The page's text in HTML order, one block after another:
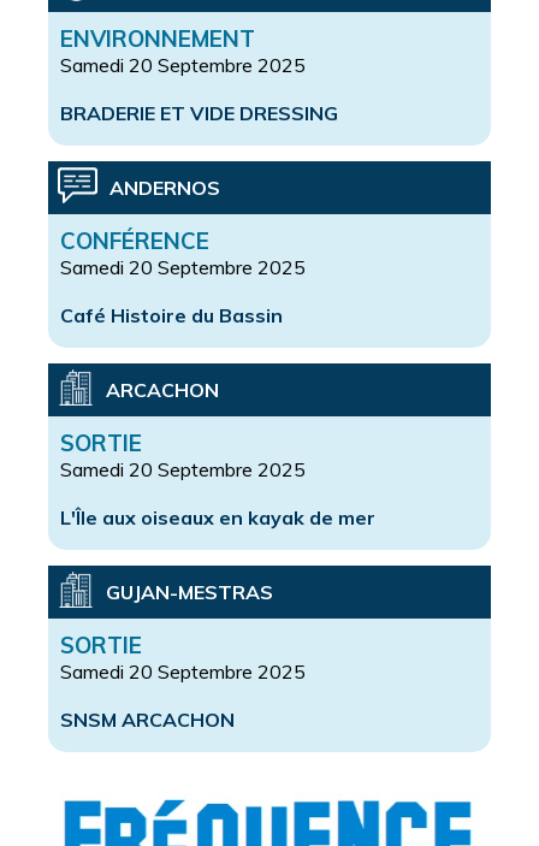
ENVIRONNEMENT
Samedi 20 Septembre 2025
BRADERIE ET VIDE DRESSING
ANDERNOS
CONFÉRENCE
Samedi 20 Septembre 2025
Café Histoire du Bassin
ARCACHON
SORTIE
Samedi 20 Septembre 2025
L'Île aux oiseaux en kayak de mer
GUJAN-MESTRAS
SORTIE
Samedi 20 Septembre 2025
SNSM ARCACHON